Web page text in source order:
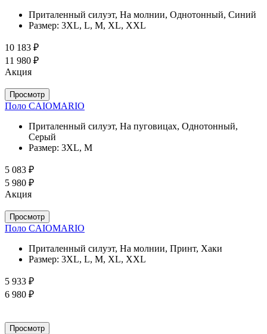
Приталенный силуэт, На молнии, Однотонный, Синий
Размер: 3XL, L, M, XL, XXL
10 183 ₽
11 980 ₽
Акция
Просмотр
Поло CAIOMARIO
Приталенный силуэт, На пуговицах, Однотонный,
Серый
Размер: 3XL, M
5 083 ₽
5 980 ₽
Акция
Просмотр
Поло CAIOMARIO
Приталенный силуэт, На молнии, Принт, Хаки
Размер: 3XL, L, M, XL, XXL
5 933 ₽
6 980 ₽
Просмотр